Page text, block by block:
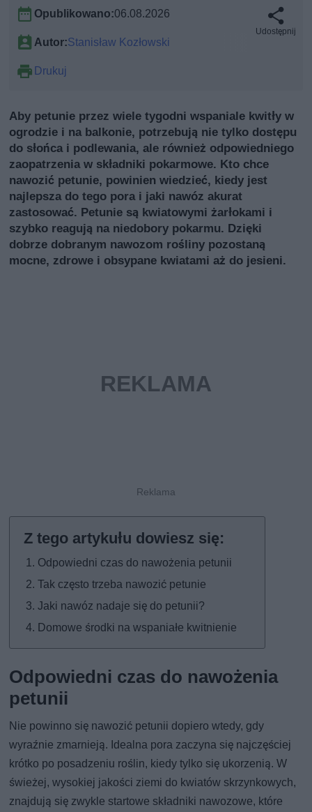
Opublikowano:06.08.2026
Autor:Stanisław Kozłowski
Drukuj
Udostępnij
Aby petunie przez wiele tygodni wspaniale kwitły w
ogrodzie i na balkonie, potrzebują nie tylko dostępu
do słońca i podlewania, ale również odpowiedniego
zaopatrzenia w składniki pokarmowe. Kto chce
nawozić petunie, powinien wiedzieć, kiedy jest
najlepsza do tego pora i jaki nawóz akurat
zastosować. Petunie są kwiatowymi żarłokami i
szybko reagują na niedobory pokarmu. Dzięki
dobrze dobranym nawozom rośliny pozostaną
mocne, zdrowe i obsypane kwiatami aż do jesieni.
Odpowiedni czas do nawożenia petunii
Tak często trzeba nawozić petunie
Jaki nawóz nadaje się do petunii?
Domowe środki na wspaniałe kwitnienie
Odpowiedni czas do nawożenia
petunii
Nie powinno się nawozić petunii dopiero wtedy, gdy
wyraźnie zmarnieją. Idealna pora zaczyna się najczęściej
krótko po posadzeniu roślin, kiedy tylko się ukorzenią. W
świeżej, wysokiej jakości ziemi do kwiatów skrzynkowych,
znajdują się zwykle startowe składniki nawozowe, które